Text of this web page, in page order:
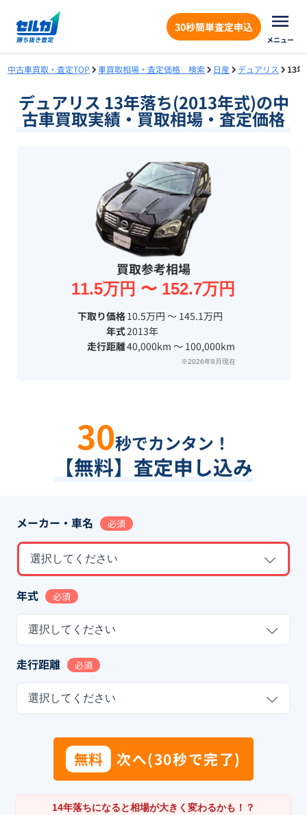
30秒簡単査定申込
メニュー
中古車買取・査定TOP 車買取相場・査定価格 検索 日産 デュアリス 13
デュアリス 13年落ち(2013年式)の中
古車買取実績・買取相場・査定価格
買取参考相場
11.5万円 〜 152.7万円
下取り価格10.5万円 〜 145.1万円
年式2013年
走行距離40,000km 〜 100,000km
※2026年8月現在
30秒でカンタン！
【無料】査定申し込み
メーカー・車名 必須
選択してください
年式 必須
選択してください
走行距離 必須
選択してください
無料 次へ(30秒で完了)
14年落ちになると相場が大きく変わるかも！？